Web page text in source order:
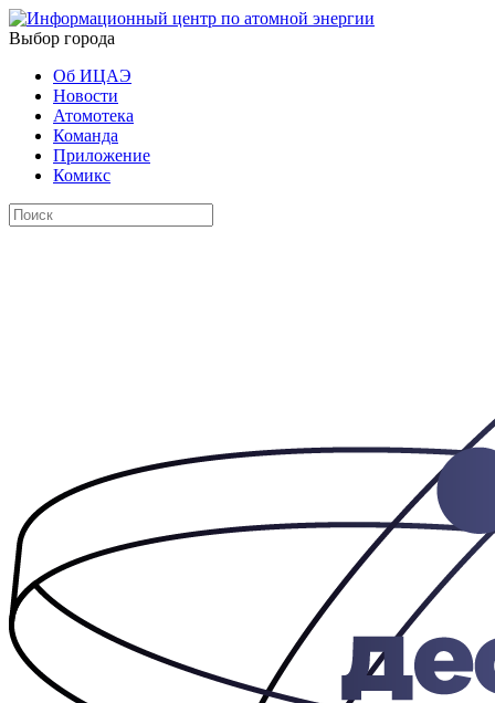
Выбор города
Об ИЦАЭ
Новости
Атомотека
Команда
Приложение
Комикс